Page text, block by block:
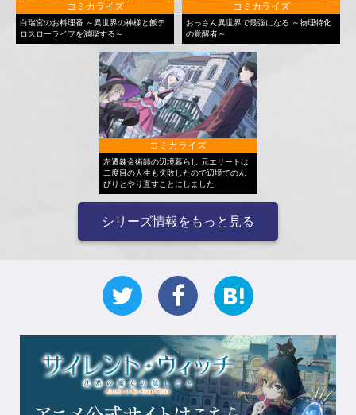
コミカライズ
白瑞宮のお料理番 ～異世界の神様と飯テ
ロスローライフを満喫する～
コミカライズ
おっさん異世界で最強になる ～物理特化
の覚醒者～
コミカライズ
左遷錬金術師の辺境暮らし 元エリートは
二度目の人生も失敗したので辺境でのん
びりとやり直すことにしました
シリーズ情報をもっと見る